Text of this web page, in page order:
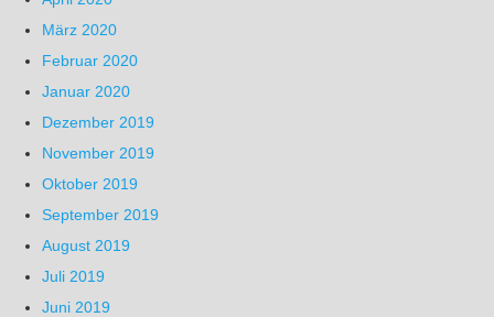
März 2020
Februar 2020
Januar 2020
Dezember 2019
November 2019
Oktober 2019
September 2019
August 2019
Juli 2019
Juni 2019